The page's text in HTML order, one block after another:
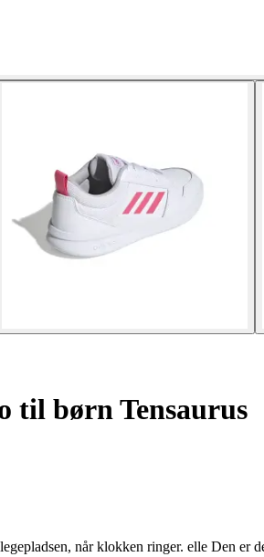
til børn Tensaurus
når klokken ringer. elle Den er